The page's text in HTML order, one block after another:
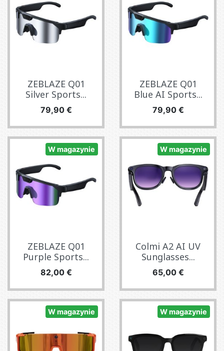
ZEBLAZE Q01
Silver Sports...
Cena
79,90 €
ZEBLAZE Q01
Blue AI Sports...
Cena
79,90 €
W magazynie
ZEBLAZE Q01
Purple Sports...
Cena
82,00 €
W magazynie
Colmi A2 AI UV
Sunglasses...
Cena
65,00 €
W magazynie W magazynie